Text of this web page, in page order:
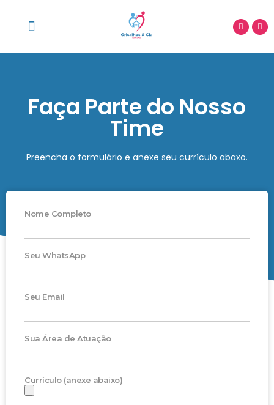
Faça Parte do Nosso
Time
Preencha o formulário e anexe seu currículo abaxo.
Nome Completo
Seu WhatsApp
Seu Email
Sua Área de Atuação
Currículo (anexe abaixo)